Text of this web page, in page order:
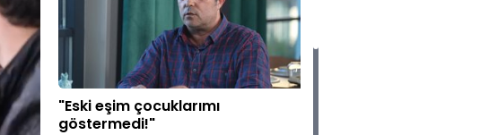
"Eski eşim çocuklarımı
göstermedi!"